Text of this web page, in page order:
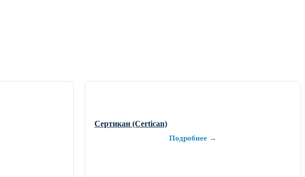
Сертикан (Certican)
Подробнее →